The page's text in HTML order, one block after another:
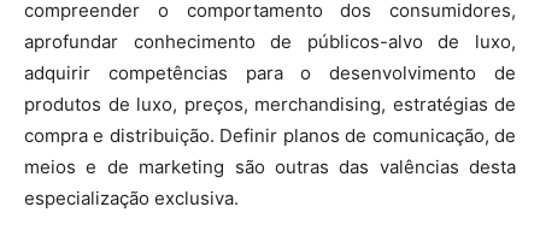
compreender o comportamento dos consumidores,
aprofundar conhecimento de públicos-alvo de luxo,
adquirir competências para o desenvolvimento de
produtos de luxo, preços, merchandising, estratégias de
compra e distribuição. Definir planos de comunicação, de
meios e de marketing são outras das valências desta
especialização exclusiva.